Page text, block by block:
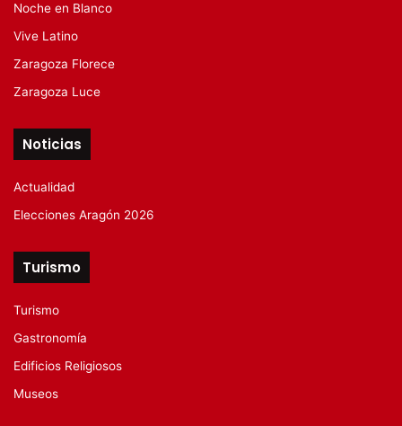
Noche en Blanco
Vive Latino
Zaragoza Florece
Zaragoza Luce
Noticias
Actualidad
Elecciones Aragón 2026
Turismo
Turismo
Gastronomía
Edificios Religiosos
Museos